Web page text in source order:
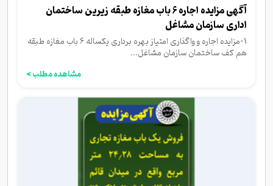
آگهی مزایده اجاره 6 باب مغازه طبقه زیرین ساختمان
اداری سازمان مشاغل
1-مزایده اجاره و واگذاری امتیاز بهره برداری یکساله 6 باب مغازه طبقه
هم کف ساختمان سازمان مشاغل...
مشاهده مطلب >